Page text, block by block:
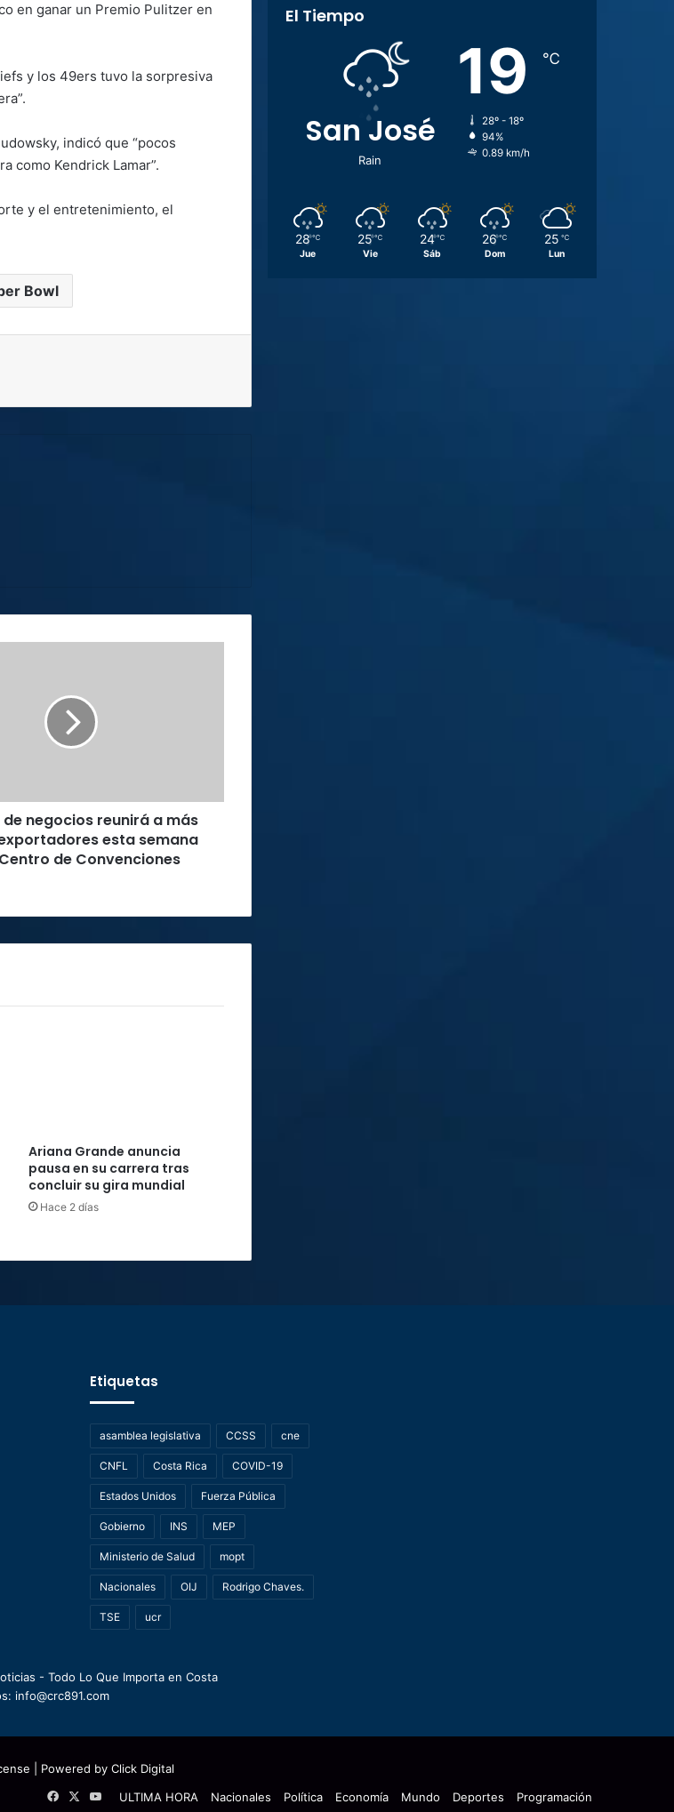
en ganar un Premio Pulitzer en
y los 49ers tuvo la sorpresiva
indicó que “pocos
como Kendrick Lamar”.
y el entretenimiento, el
Bowl
de negocios reunirá a más
esta semana
de Convenciones
Ariana Grande anuncia
pausa en su carrera tras
concluir su gira mundial
Hace 2 días
El Tiempo
San José
Rain
19 ℃
28º - 18º
94%
0.89 km/h
28 ℃
Jue
25 ℃
Vie
24 ℃
Sáb
26 ℃
Dom
25 ℃
Lun
Etiquetas
asamblea legislativa CCSS cne
CNFL Costa Rica COVID-19
Estados Unidos Fuerza Pública
Gobierno INS MEP
Ministerio de Salud mopt
Nacionales OIJ Rodrigo Chaves.
TSE ucr
- Todo Lo Que Importa en Costa
info@crc891.com
| Powered by Click Digital
ULTIMA HORA
Nacionales Política Economía Mundo Deportes Programación
Facebook
X YouTube